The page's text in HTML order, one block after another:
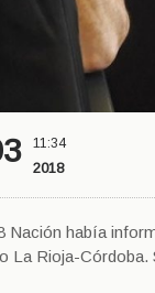
11:34
2018
Nación había
La Rioja-Córdoba.